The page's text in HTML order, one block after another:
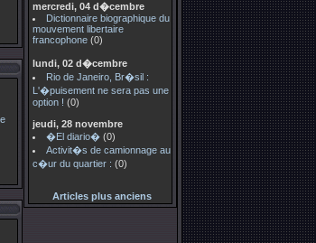
mercredi, 04 d�cembre
Dictionnaire biographique du
mouvement libertaire
francophone(0)
lundi, 02 d�cembre
Rio de Janeiro, Br�sil :
L'�puisement ne sera pas une
option ! (0)
jeudi, 28 novembre
�El diario�(0)
Activit�s de camionnage au
c�ur du quartier : (0)
Articles plus anciens